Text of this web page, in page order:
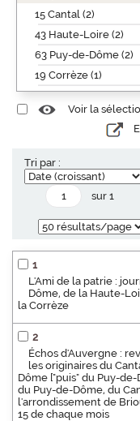
15 Cantal (2)
43 Haute-Loire (2)
63 Puy-de-Dôme (2)
19 Corrèze (1)
Voir la
Tri par :
sur 1
1
L'Ami de la patrie :
Dôme, de la Haute-
la Corrèze
2
Échos d'Auvergne :
les originaires du
Dôme ["puis" du Puy-
du Puy-de-Dôme, du
l'arrondissement de
15 de chaque mois